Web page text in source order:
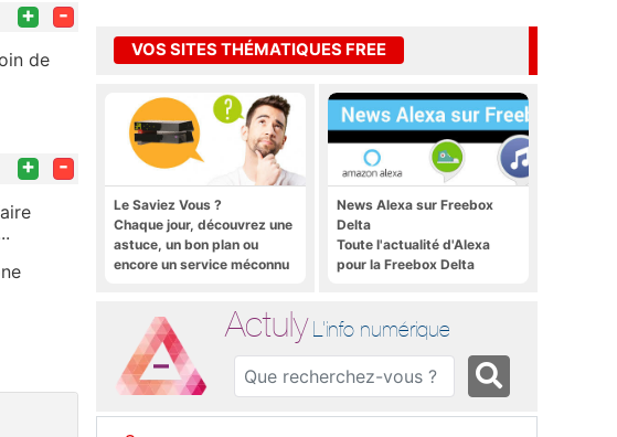
+ -
de
+ -
VOS SITES THÉMATIQUES FREE
Le Saviez Vous ?
Chaque jour, découvrez une
astuce, un bon plan ou
encore un service méconnu
News Alexa sur Freebox
Delta
Toute l'actualité d'Alexa
pour la Freebox Delta
Actuly L'info numérique